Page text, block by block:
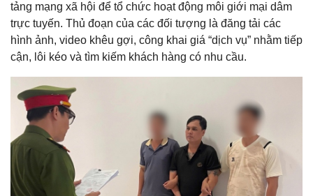
tảng mạng xã hội để tổ chức hoạt động môi giới mại dâm
trực tuyến. Thủ đoạn của các đối tượng là đăng tải các
hình ảnh, video khêu gợi, công khai giá “dịch vụ” nhằm tiếp
cận, lôi kéo và tìm kiếm khách hàng có nhu cầu.